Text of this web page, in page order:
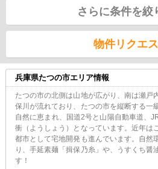
さらに条件を絞
物件リクエ
兵庫県たつの市エリア情報
たつの市の北側は山地が広がり、南は瀬戸
保川が流れており、たつの市を縦断する一
自然に恵まれ、国道2号と山陽自動車道、
衝（ようしょう）となっています。近年は
都市として宅地開発も進んでいます。自然
り、手延素麺「揖保乃糸」や、うすくち醤
す！